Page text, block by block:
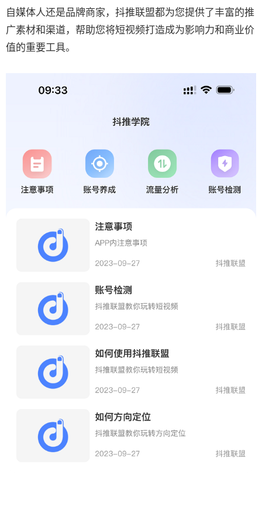
自媒体人还是品牌商家，抖推联盟都为您提供了丰富的推
广素材和渠道，帮助您将短视频打造成为影响力和商业价
值的重要工具。